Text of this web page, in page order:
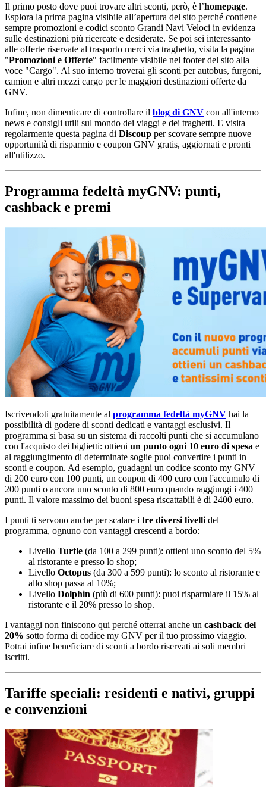
Il primo posto dove puoi trovare altri sconti, però, è l’homepage.
Esplora la prima pagina visibile all’apertura del sito perché contiene
sempre promozioni e codici sconto Grandi Navi Veloci in evidenza
sulle destinazioni più ricercate e desiderate. Se poi sei interessanto
alle offerte riservate al trasporto merci via traghetto, visita la pagina
"Promozioni e Offerte" facilmente visibile nel footer del sito alla
voce "Cargo". Al suo interno troverai gli sconti per autobus, furgoni,
camion e altri mezzi cargo per le maggiori destinazioni offerte da
GNV.
Infine, non dimenticare di controllare il blog di GNV con all'interno
news e consigli utili sul mondo dei viaggi e dei traghetti. E visita
regolarmente questa pagina di Discoup per scovare sempre nuove
opportunità di risparmio e coupon GNV gratis, aggiornati e pronti
all'utilizzo.
Programma fedeltà myGNV: punti,
cashback e premi
Iscrivendoti gratuitamente al programma fedeltà myGNV hai la
possibilità di godere di sconti dedicati e vantaggi esclusivi. Il
programma si basa su un sistema di raccolti punti che si accumulano
con l'acquisto dei biglietti: ottieni un punto ogni 10 euro di spesa e
al raggiungimento di determinate soglie puoi convertire i punti in
sconti e coupon. Ad esempio, guadagni un codice sconto my GNV
di 200 euro con 100 punti, un coupon di 400 euro con l'accumulo di
200 punti o ancora uno sconto di 800 euro quando raggiungi i 400
punti. Il valore massimo dei buoni spesa riscattabili è di 2400 euro.
I punti ti servono anche per scalare i tre diversi livelli del
programma, ognuno con vantaggi crescenti a bordo:
Livello Turtle (da 100 a 299 punti): ottieni uno sconto del 5%
al ristorante e presso lo shop;
Livello Octopus (da 300 a 599 punti): lo sconto al ristorante e
allo shop passa al 10%;
Livello Dolphin (più di 600 punti): puoi risparmiare il 15% al
ristorante e il 20% presso lo shop.
I vantaggi non finiscono qui perché otterrai anche un cashback del
20% sotto forma di codice my GNV per il tuo prossimo viaggio.
Potrai infine beneficiare di sconti a bordo riservati ai soli membri
iscritti.
Tariffe speciali: residenti e nativi, gruppi
e convenzioni